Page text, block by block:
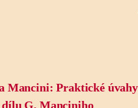
Mancini: Praktické
G. Manciniho